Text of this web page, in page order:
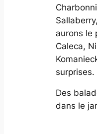
aurons le
Caleca,
surprises.
Des
dans le